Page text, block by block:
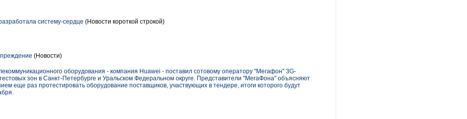
систему-сердце (Новости короткой строкой)
(Новости)
оборудования - компания Huawei - поставил сотовому оператору "Мегафон" 3G-
зон в Санкт-Петербурге и Уральском Федеральном округе. Представители "МегаФона" объясняют
еще раз протестировать оборудование поставщиков, участвующих в тендере, итоги которого будут